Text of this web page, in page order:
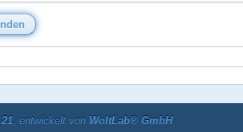
, entwickelt von WoltLab® GmbH